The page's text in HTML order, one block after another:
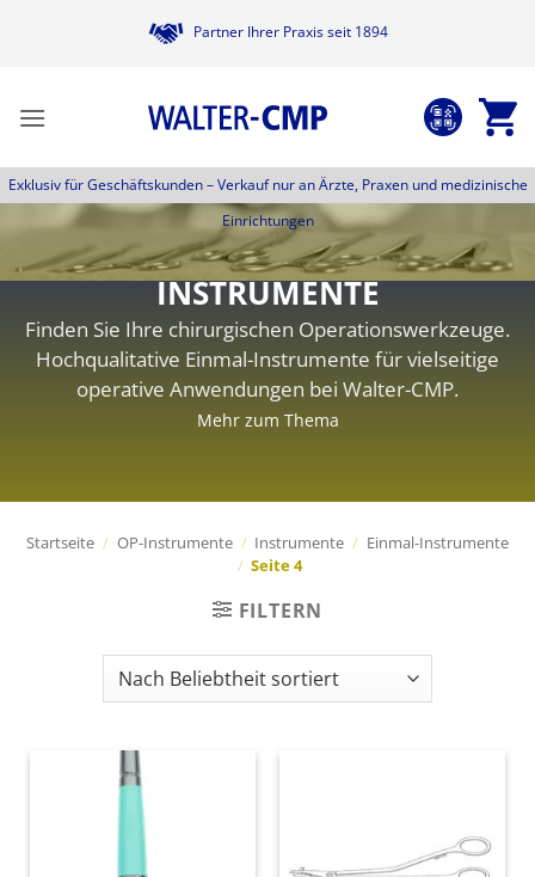
Partner Ihrer Praxis seit 1894
Exklusiv für Geschäftskunden –Verkauf nur an Ärzte, Praxen und medizinische
Einrichtungen
INSTRUMENTE
Finden Sie Ihre chirurgischen Operationswerkzeuge.
Hochqualitative Einmal-Instrumente für vielseitige
operative Anwendungen bei Walter-CMP.
Mehr zum Thema
Startseite / OP-Instrumente / Instrumente / Einmal-Instrumente
/ Seite 4
FILTERN